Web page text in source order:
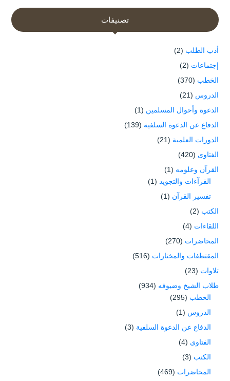
تصنيفات
أدب الطلب (2)
إجتماعات (2)
الخطب (370)
الدروس (21)
الدعوة وأحوال المسلمين (1)
الدفاع عن الدعوة السلفية (139)
الدورات العلمية (21)
الفتاوى (420)
القرآن وعلومه (1)
القرآءات والتجويد (1)
تفسير القرآن (1)
الكتب (2)
اللقاءات (4)
المحاضرات (270)
المقتطفات والمختارات (516)
تلاوات (23)
طلاب الشيخ وضيوفه (934)
الخطب (295)
الدروس (1)
الدفاع عن الدعوة السلفية (3)
الفتاوى (4)
الكتب (3)
المحاضرات (469)